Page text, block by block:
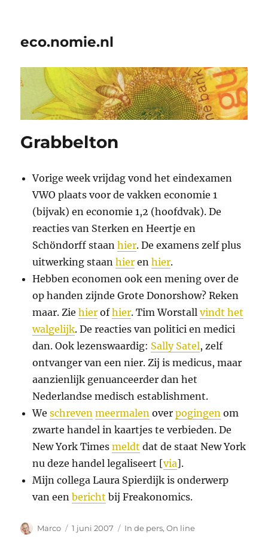
eco.nomie.nl
Grabbelton
Vorige week vrijdag vond het eindexamen
VWO plaats voor de vakken economie 1
(bijvak) en economie 1,2 (hoofdvak). De
reacties van Sterken en Heertje en
Schöndorff staanhier. De examens zelf plus
uitwerking staanhier enhier.
Hebben economen ook een mening over de
op handen zijnde Grote Donorshow? Reken
maar. Ziehier ofhier. Tim Worstallvindt het
walgelijk. De reacties van politici en medici
dan. Ook lezenswaardig: Sally Satel, zelf
ontvanger van een nier. Zij is medicus, maar
aanzienlijk genuanceerder dan het
Nederlandse medisch establishment.
Weschreven meermalen overpogingen om
zwarte handel in kaartjes te verbieden. De
New York Timesmeldt dat de staat New York
nu deze handel legaliseert [via].
Mijn collega Laura Spierdijk is onderwerp
van eenbericht bij Freakonomics.
Auteur
Marco
Geplaatst
1 juni 2007 Categorieën
In de pers,On line